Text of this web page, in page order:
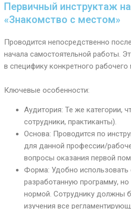
Первичный инструктаж
«Знакомство с местом»
Проводится непосредственно
начала самостоятельной работы.
в специфику конкретного рабочего
Ключевые особенности:
Аудитория: Те же категории,
сотрудники, практиканты).
Основа: Проводится по
для данной профессии/
вопросы оказания первой
Форма: Удобно использовать
разработанную программу, но
нормой. Сотруднику должны
изучения все